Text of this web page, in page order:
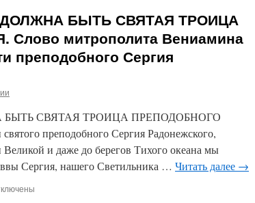
ЗАГОВОР
ГРЯДУЩИЙ
ЦАРЬ
БЫТЬ СВЯТАЯ ТРОИЦА
митрополита Вениамина
преподобного Сергия
СВЯТАЯ ТРОИЦА ПРЕПОДОБНОГО
преподобного Сергия Радонежского,
и даже до берегов Тихого океана мы
Сергия, нашего Светильника … Читать далее →